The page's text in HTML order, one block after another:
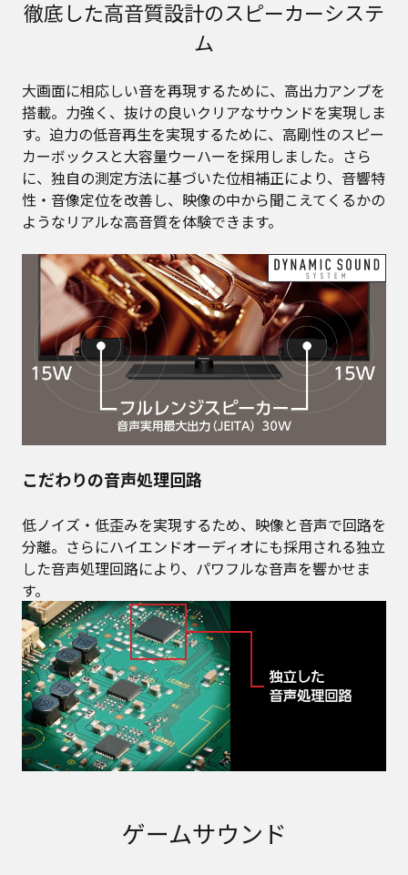
徹底した高音質設計のスピーカーシステ
ム
大画面に相応しい音を再現するために、高出力アンプを
搭載。力強く、抜けの良いクリアなサウンドを実現しま
す。迫力の低音再生を実現するために、高剛性のスピー
カーボックスと大容量ウーハーを採用しました。さら
に、独自の測定方法に基づいた位相補正により、音響特
性・音像定位を改善し、映像の中から聞こえてくるかの
ようなリアルな高音質を体験できます。
こだわりの音声処理回路
低ノイズ・低歪みを実現するため、映像と音声で回路を
分離。さらにハイエンドオーディオにも採用される独立
した音声処理回路により、パワフルな音声を響かせま
す。
ゲームサウンド